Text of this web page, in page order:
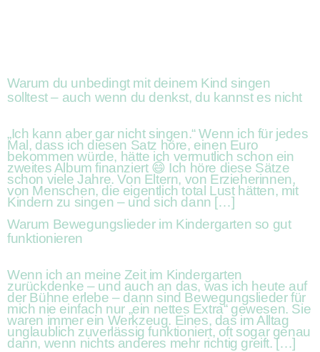
Warum du unbedingt mit deinem Kind singen
solltest – auch wenn du denkst, du kannst es nicht
„Ich kann aber gar nicht singen.“ Wenn ich für jedes
Mal, dass ich diesen Satz höre, einen Euro
bekommen würde, hätte ich vermutlich schon ein
zweites Album finanziert 😄 Ich höre diese Sätze
schon viele Jahre. Von Eltern, von Erzieherinnen,
von Menschen, die eigentlich total Lust hätten, mit
Kindern zu singen – und sich dann […]
Warum Bewegungslieder im Kindergarten so gut
funktionieren
Wenn ich an meine Zeit im Kindergarten
zurückdenke – und auch an das, was ich heute auf
der Bühne erlebe – dann sind Bewegungslieder für
mich nie einfach nur „ein nettes Extra“ gewesen. Sie
waren immer ein Werkzeug. Eines, das im Alltag
unglaublich zuverlässig funktioniert, oft sogar genau
dann, wenn nichts anderes mehr richtig greift. […]